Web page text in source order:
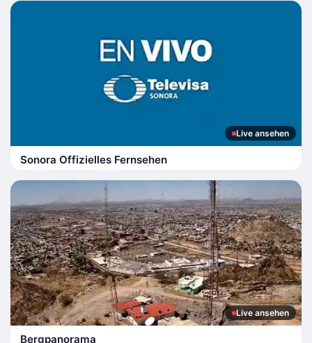
Live ansehen
Sonora Offizielles Fernsehen
Live ansehen
Bergpanorama